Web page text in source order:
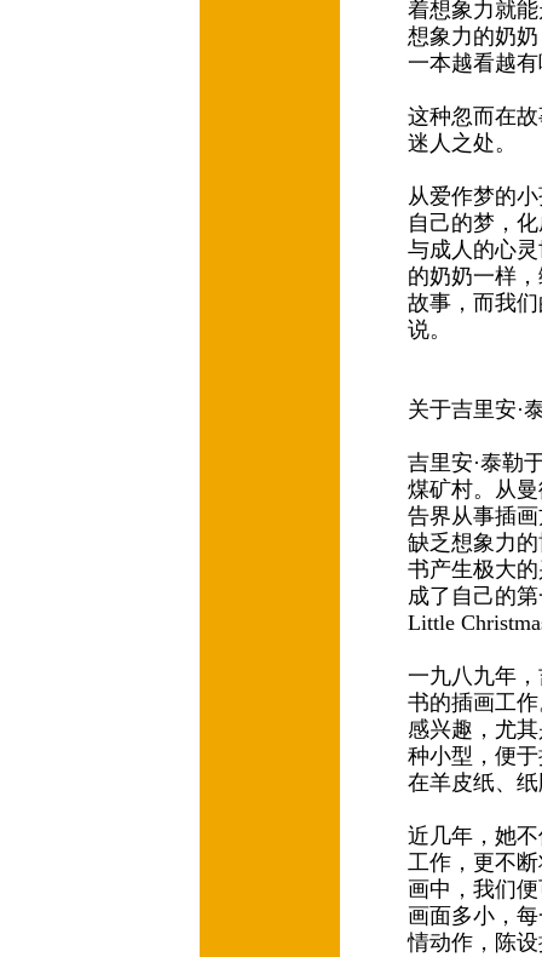
着想象力就
想象力的奶
一本越看越
这种忽而在
迷人之处。
从爱作梦的
自己的梦，
与成人的心
的奶奶一样
故事，而我
说。
关于吉里安·
吉里安·泰勒
煤矿村。从
告界从事插
缺乏想象力
书产生极大
成了自己的
Little
一九八九年
书的插画工
感兴趣，尤
种小型，便
在羊皮纸、
近几年，她
工作，更不
画中，我们
画面多小，
情动作，陈